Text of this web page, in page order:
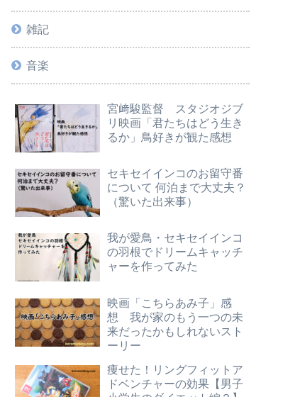
雑記
音楽
宮﨑駿監督 スタジオジブ
リ映画「君たちはどう生き
るか」鳥好きが観た感想
セキセイインコのお留守番
について 何泊まで大丈夫？
（驚いた出来事）
我が愛鳥・セキセイインコ
の羽根でドリームキャッチ
ャーを作ってみた
映画「こちらあみ子」感
想 我が家のもう一つの未
来だったかもしれないスト
ーリー
痩せた！リングフィットア
ドベンチャーの効果【男子